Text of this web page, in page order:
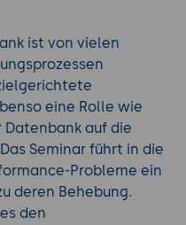
ist von vielen
eine Rolle wie
auf die
Seminar führt in die
Probleme ein
deren Behebung.
den